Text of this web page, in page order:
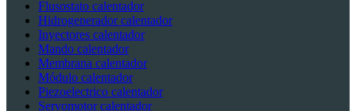
Flusostato calentador
Hidrogenerador calentador
Inyectores calentador
Mando calentador
Membrana calentador
Módulo calentador
Piezoelectrico calentador
Servomotor calentador